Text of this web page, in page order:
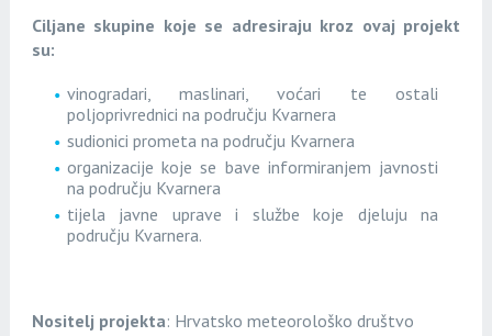
Ciljane skupine koje se adresiraju kroz ovaj projekt
su:
vinogradari, maslinari, voćari te ostali
poljoprivrednici na području Kvarnera
sudionici prometa na području Kvarnera
organizacije koje se bave informiranjem javnosti
na području Kvarnera
tijela javne uprave i službe koje djeluju na
području Kvarnera.
Nositelj projekta: Hrvatsko meteorološko društvo